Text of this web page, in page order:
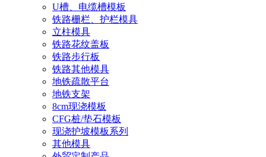
U槽、电缆槽模板
铁路栅栏、护栏模具
立柱模具
铁路花纹盖板
铁路步行板
铁路其他模具
地铁疏散平台
地铁支架
8cm现浇模板
CFG桩/垫石模板
现浇护坡模板系列
其他模具